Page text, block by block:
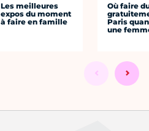
Les meilleures
expos du moment
à faire en famille
Où faire
Paris
une